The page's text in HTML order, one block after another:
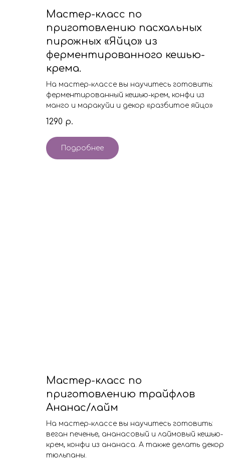
Мастер-класс по
приготовлению пасхальных
пирожных «Яйцо» из
ферментированного кешью-
крема.
На мастер-классе вы научитесь готовить:
ферментированный кешью-крем, конфи из
манго и маракуйи и декор «разбитое яйцо»
1290 р.
Подробнее
Мастер-класс по
приготовлению трайфлов
Ананас/лайм
На мастер-классе вы научитесь готовить:
веган печенье, ананасовый и лаймовый кешью-
крем, конфи из ананаса. А также делать декор
тюльпаны.